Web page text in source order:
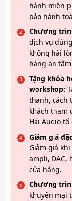
hành miễn
bảo hành
Chương
dịch vụ
không hài
hàng an
Tặng khóa
workshop:
thanh, cách
khách tham
Hải Audio tổ
Giảm giá
Giảm giá
ampli, DAC,
cửa hàng.
Chương
khuyến mại